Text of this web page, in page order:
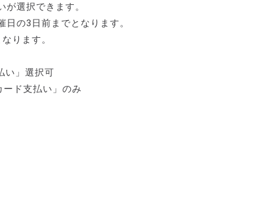
選択できます。
の3日前までとなります。
ります。
い」選択可
ド支払い」のみ